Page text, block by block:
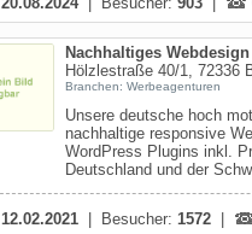
Nachhaltiges
Hölzlestraße 40/1, 72336
Branchen: Werbeagenturen
Unsere deutsche hoch
nachhaltige responsive
WordPress Plugins inkl.
Deutschland und der
12.02.2021 | Besucher: 1572